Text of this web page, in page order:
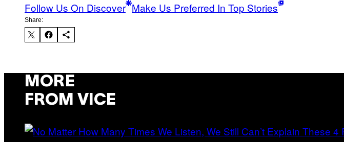
Follow Us On Discover Make Us Preferred In Top Stories
Share:
MORE
FROM VICE